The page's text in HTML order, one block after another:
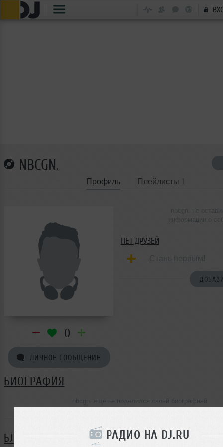
РАДИО НА DJ.RU
NBCGN.
Профиль Плейлисты
0
ЛИЧНОЕ СООБЩЕНИЕ
НЕТ ДРУЗЕЙ
БИОГРАФИЯ
БЛОГ